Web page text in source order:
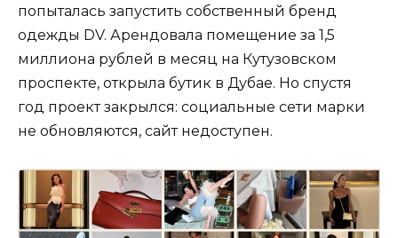
попыталась запустить собственный бренд
одежды DV. Арендовала помещение за 1,5
миллиона рублей в месяц на Кутузовском
проспекте, открыла бутик в Дубае. Но спустя
год проект закрылся: социальные сети марки
не обновляются, сайт недоступен.